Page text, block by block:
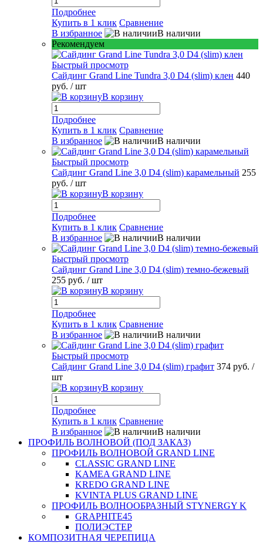
Подробнее
Купить в 1 клик Сравнение
В избранное
В наличии
Рекомендуем
Быстрый просмотр
Сайдинг Grand Line Tundra 3,0 D4 (slim) клен 440
руб. / шт
В корзину
Подробнее
Купить в 1 клик Сравнение
В избранное
В наличии
Быстрый просмотр
Сайдинг Grand Line 3,0 D4 (slim) карамельный 255
руб. / шт
В корзину
Подробнее
Купить в 1 клик Сравнение
В избранное
В наличии
Быстрый просмотр
Сайдинг Grand Line 3,0 D4 (slim) темно-бежевый
255 руб. / шт
В корзину
Подробнее
Купить в 1 клик Сравнение
В избранное
В наличии
Быстрый просмотр
Сайдинг Grand Line 3,0 D4 (slim) графит 374 руб. /
шт
В корзину
Подробнее
Купить в 1 клик Сравнение
В избранное
В наличии
ПРОФИЛЬ ВОЛНОВОЙ (ПОД ЗАКАЗ)
ПРОФИЛЬ ВОЛНОВОЙ GRAND LINE
CLASSIC GRAND LINE
KAMEA GRAND LINE
KREDO GRAND LINE
KVINTA PLUS GRAND LINE
ПРОФИЛЬ ВОЛНООБРАЗНЫЙ STYNERGY K
GRAPHITE45
ПОЛИЭСТЕР
КОМПОЗИТНАЯ ЧЕРЕПИЦА